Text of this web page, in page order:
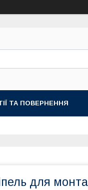
ТА ПОВЕРНЕННЯ
для